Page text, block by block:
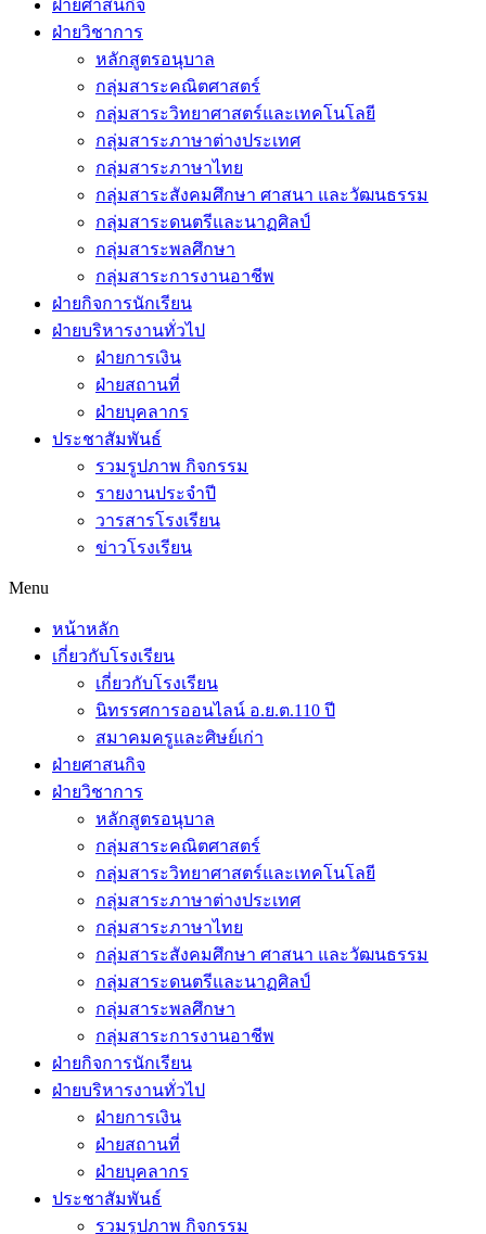
ฝ่ายศาสนกิจ
ฝ่ายวิชาการ
หลักสูตรอนุบาล
กลุ่มสาระคณิตศาสตร์
กลุ่มสาระวิทยาศาสตร์และเทคโนโลยี
กลุ่มสาระภาษาต่างประเทศ
กลุ่มสาระภาษาไทย
กลุ่มสาระสังคมศึกษา ศาสนา และวัฒนธรรม
กลุ่มสาระดนตรีและนาฏศิลป์
กลุ่มสาระพลศึกษา
กลุ่มสาระการงานอาชีพ
ฝ่ายกิจการนักเรียน
ฝ่ายบริหารงานทั่วไป
ฝ่ายการเงิน
ฝ่ายสถานที่
ฝ่ายบุคลากร
ประชาสัมพันธ์
รวมรูปภาพ กิจกรรม
รายงานประจำปี
วารสารโรงเรียน
ข่าวโรงเรียน
Menu
หน้าหลัก
เกี่ยวกับโรงเรียน
เกี่ยวกับโรงเรียน
นิทรรศการออนไลน์ อ.ย.ต.110 ปี
สมาคมครูและศิษย์เก่า
ฝ่ายศาสนกิจ
ฝ่ายวิชาการ
หลักสูตรอนุบาล
กลุ่มสาระคณิตศาสตร์
กลุ่มสาระวิทยาศาสตร์และเทคโนโลยี
กลุ่มสาระภาษาต่างประเทศ
กลุ่มสาระภาษาไทย
กลุ่มสาระสังคมศึกษา ศาสนา และวัฒนธรรม
กลุ่มสาระดนตรีและนาฏศิลป์
กลุ่มสาระพลศึกษา
กลุ่มสาระการงานอาชีพ
ฝ่ายกิจการนักเรียน
ฝ่ายบริหารงานทั่วไป
ฝ่ายการเงิน
ฝ่ายสถานที่
ฝ่ายบุคลากร
ประชาสัมพันธ์
รวมรูปภาพ กิจกรรม